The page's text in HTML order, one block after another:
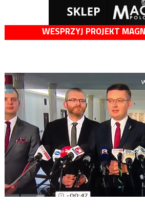
WESPRZYJ PROJEKT